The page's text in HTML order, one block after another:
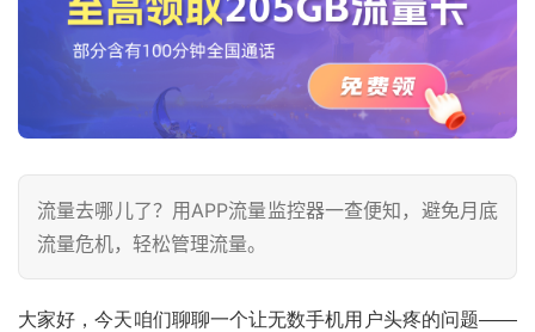
流量去哪儿了？用APP流量监控器一查便知，避免月底
流量危机，轻松管理流量。
大家好，今天咱们聊聊一个让无数手机用户头疼的问题——